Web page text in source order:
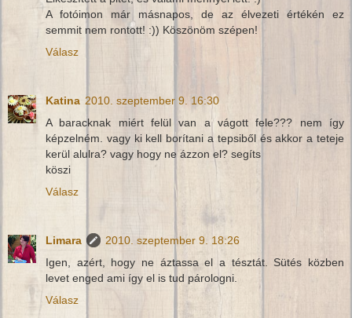
A fotóimon már másnapos, de az élvezeti értékén ez
semmit nem rontott! :)) Köszönöm szépen!
Válasz
Katina 2010. szeptember 9. 16:30
A baracknak miért felül van a vágott fele??? nem így
képzelném. vagy ki kell borítani a tepsiből és akkor a teteje
kerül alulra? vagy hogy ne ázzon el? segíts
köszi
Válasz
Limara
2010. szeptember 9. 18:26
Igen, azért, hogy ne áztassa el a tésztát. Sütés közben
levet enged ami így el is tud párologni.
Válasz